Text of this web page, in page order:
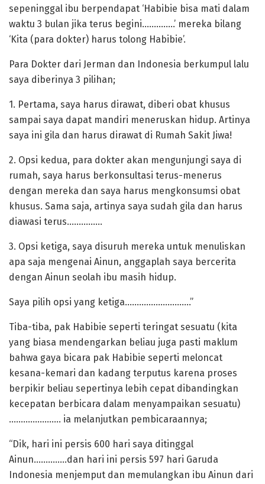
sepeninggal ibu berpendapat ‘Habibie bisa mati dalam
waktu 3 bulan jika terus begini…………..’ mereka bilang
‘Kita (para dokter) harus tolong Habibie’.
Para Dokter dari Jerman dan Indonesia berkumpul lalu
saya diberinya 3 pilihan;
1. Pertama, saya harus dirawat, diberi obat khusus
sampai saya dapat mandiri meneruskan hidup. Artinya
saya ini gila dan harus dirawat di Rumah Sakit Jiwa!
2. Opsi kedua, para dokter akan mengunjungi saya di
rumah, saya harus berkonsultasi terus-menerus
dengan mereka dan saya harus mengkonsumsi obat
khusus. Sama saja, artinya saya sudah gila dan harus
diawasi terus……………
3. Opsi ketiga, saya disuruh mereka untuk menuliskan
apa saja mengenai Ainun, anggaplah saya bercerita
dengan Ainun seolah ibu masih hidup.
Saya pilih opsi yang ketiga……………………….”
Tiba-tiba, pak Habibie seperti teringat sesuatu (kita
yang biasa mendengarkan beliau juga pasti maklum
bahwa gaya bicara pak Habibie seperti meloncat
kesana-kemari dan kadang terputus karena proses
berpikir beliau sepertinya lebih cepat dibandingkan
kecepatan berbicara dalam menyampaikan sesuatu)
…………………. ia melanjutkan pembicaraannya;
“Dik, hari ini persis 600 hari saya ditinggal
Ainun…………..dan hari ini persis 597 hari Garuda
Indonesia menjemput dan memulangkan ibu Ainun dari